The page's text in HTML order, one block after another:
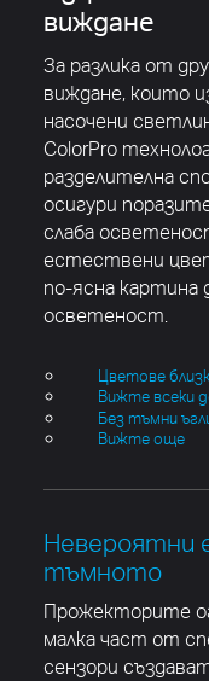
виждане
За разлика от
виждане, които
насочени
ColorPro
разделителна
осигури
слаба
естествени
по-ясна картина
осветеност.
Цветове
Вижте всеки
Без тъмни
Вижте още
Невероятни
тъмното
Прожекторите
малка част от
сензори